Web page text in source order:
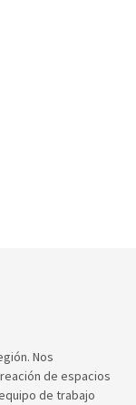
Nos
de espacios
de trabajo